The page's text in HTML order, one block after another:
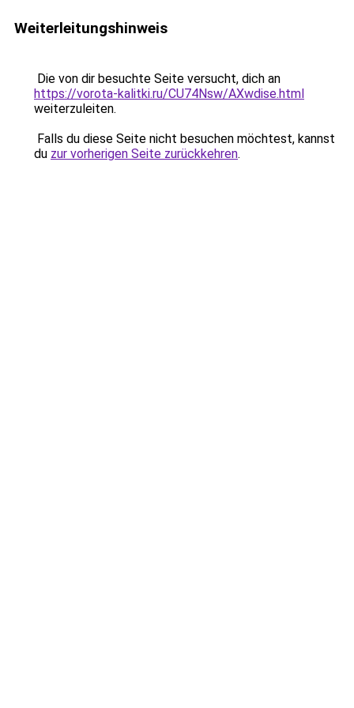
Weiterleitungshinweis
Die von dir besuchte Seite versucht, dich an
https://vorota-kalitki.ru/CU74Nsw/AXwdise.html
weiterzuleiten.
Falls du diese Seite nicht besuchen möchtest, kannst
du zur vorherigen Seite zurückkehren.